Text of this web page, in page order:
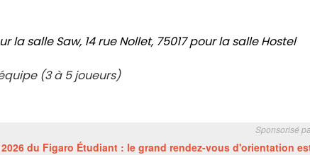
la salle Saw, 14 rue Nollet, 75017 pour la salle Hostel
(3 à 5 joueurs)